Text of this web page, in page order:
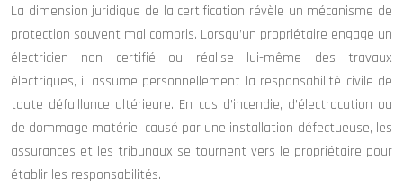
La dimension juridique de la certification révèle un mécanisme de
protection souvent mal compris. Lorsqu’un propriétaire engage un
électricien non certifié ou réalise lui-même des travaux
électriques, il assume personnellement la responsabilité civile de
toute défaillance ultérieure. En cas d’incendie, d’électrocution ou
de dommage matériel causé par une installation défectueuse, les
assurances et les tribunaux se tournent vers le propriétaire pour
établir les responsabilités.